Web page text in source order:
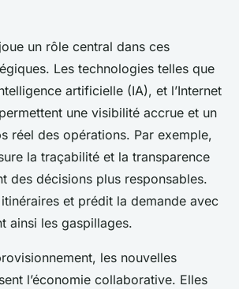
un rôle central dans ces
Les technologies telles que
artificielle (IA), et l’Internet
une visibilité accrue et un
réel des opérations. Par exemple,
la traçabilité et la transparence
des décisions plus responsables.
itinéraires et prédit la demande avec
ainsi les gaspillages.
les nouvelles
l’économie collaborative. Elles